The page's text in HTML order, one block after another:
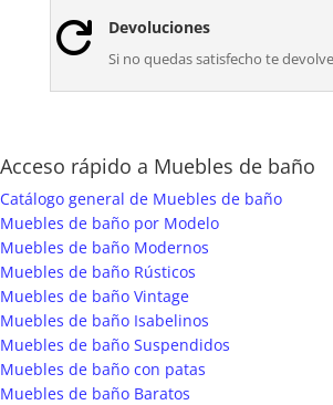
 Devoluciones
Si no quedas satisfecho te
Acceso rápido a Muebles de baño
Catálogo general de Muebles de baño
Muebles de baño por Modelo
Muebles de baño Modernos
Muebles de baño Rústicos
Muebles de baño Vintage
Muebles de baño Isabelinos
Muebles de baño Suspendidos
Muebles de baño con patas
Muebles de baño Baratos